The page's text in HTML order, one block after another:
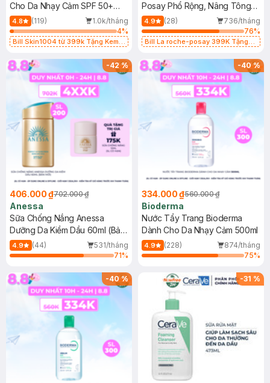
Cho Da Nhạy Cảm SPF 50+
50ml
4.8 (119)
1.0k/tháng
4%
Bill Skin1004 từ 399k Tặng Kem
SPF 50+ 20ml (SL Có Hạn)
Posay Phổ Rộng, Nâng Tông
Kiềm Dầu 50ml
4.9 (28)
736/tháng
76%
Bill La roche-posay 399K Tặng
(SL có hạn)
-42%
406.000 ₫702.000 ₫
Anessa
Sữa Chống Nắng Anessa
Dưỡng Da Kiềm Dầu 60ml (Bản
Mới)
4.9 (44)
531/tháng
71%
-40%
334.000 ₫560.000 ₫
Bioderma
Nước Tẩy Trang Bioderma
Dành Cho Da Nhạy Cảm 500ml
4.9 (228)
874/tháng
75%
-40% -31 %